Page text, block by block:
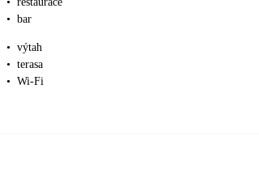
• bar
• výtah
• terasa
• Wi-Fi